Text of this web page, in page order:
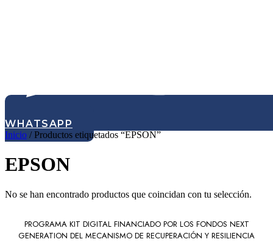
WHATSAPP
Inicio / Productos etiquetados “EPSON”
EPSON
No se han encontrado productos que coincidan con tu selección.
PROGRAMA KIT DIGITAL FINANCIADO POR LOS FONDOS NEXT
GENERATION DEL MECANISMO DE RECUPERACIÓN Y RESILIENCIA